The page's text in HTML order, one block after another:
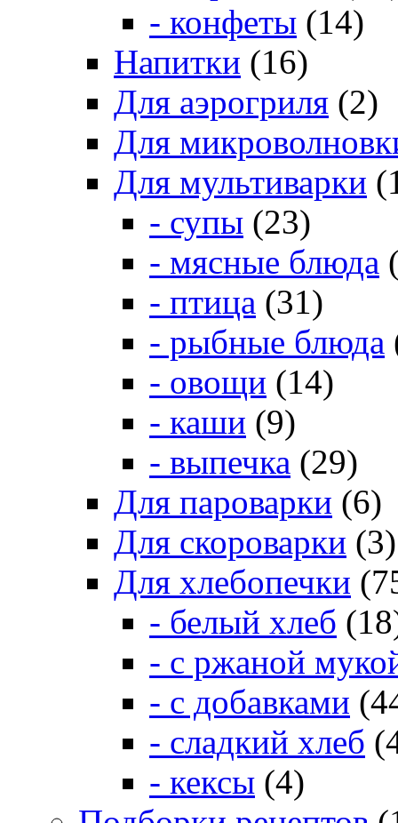
- конфеты (14)
Напитки (16)
Для аэрогриля (2)
Для
Для мультиварки
- супы (23)
- мясные блюда
- птица (31)
- рыбные блюда
- овощи (14)
- каши (9)
- выпечка (29)
Для пароварки (6)
Для скороварки (3)
Для хлебопечки
- белый хлеб
- с ржаной
- с добавками
- сладкий хлеб
- кексы (4)